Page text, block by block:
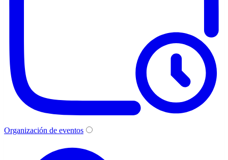
Organización de eventos